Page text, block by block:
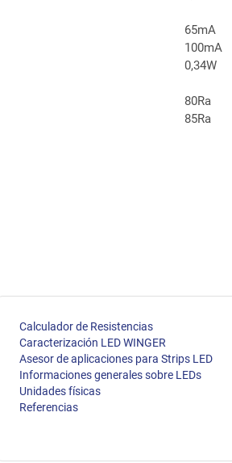
65mA
100mA
0,34W
80Ra
85Ra
Calculador de Resistencias
Caracterización LED WINGER
Asesor de aplicaciones para Strips LED
Informaciones generales sobre LEDs
Unidades físicas
Referencias